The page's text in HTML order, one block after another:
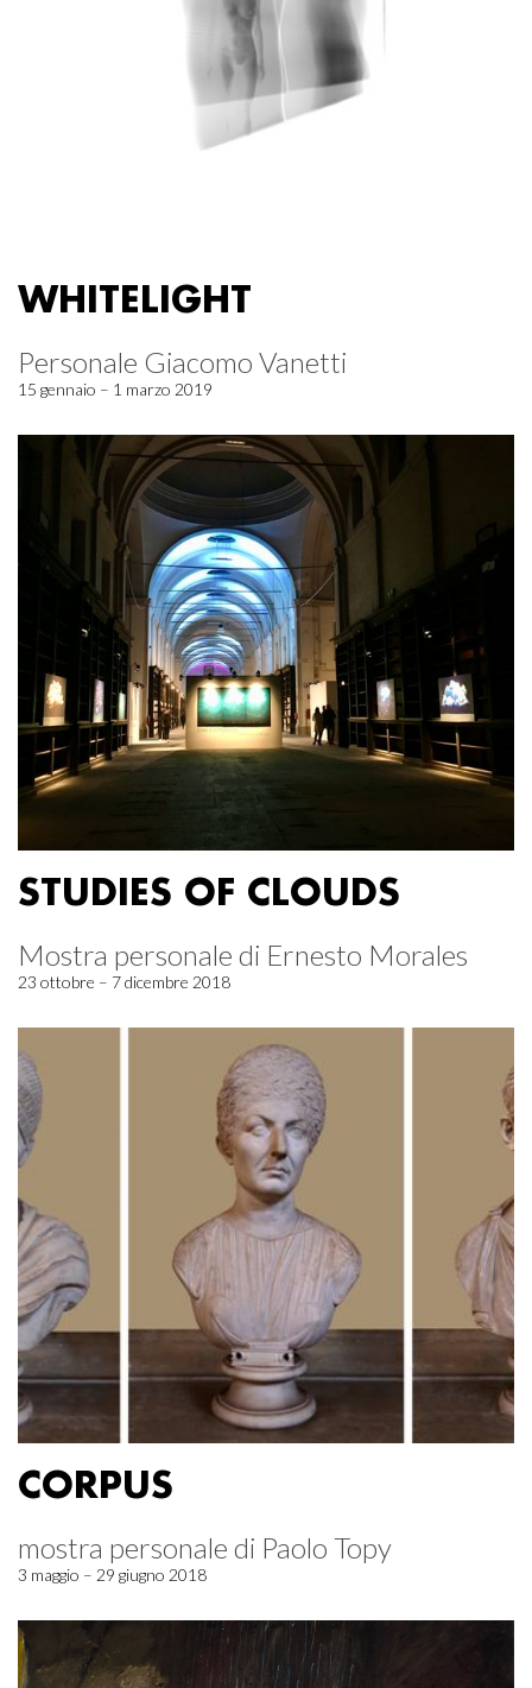
WHITELIGHT
Personale Giacomo Vanetti
15 gennaio – 1 marzo 2019
STUDIES OF CLOUDS
Mostra personale di Ernesto Morales
23 ottobre – 7 dicembre 2018
CORPUS
mostra personale di Paolo Topy
3 maggio – 29 giugno 2018